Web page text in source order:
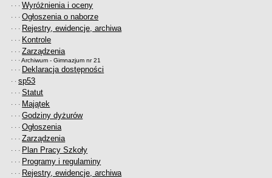
· · ·Wyróżnienia i oceny
· · ·Ogłoszenia o naborze
· · · Rejestry, ewidencje, archiwa
· · · Kontrole
· · ·Zarządzenia
· · ·Archiwum - Gimnazjum nr 21
· · · Deklaracja dostępności
· ·sp53
· · ·Statut
· · · Majątek
· · ·Godziny dyżurów
· · ·Ogłoszenia
· · ·Zarządzenia
· · · Plan Pracy Szkoły
· · · Programy i regulaminy
· · · Rejestry, ewidencje, archiwa